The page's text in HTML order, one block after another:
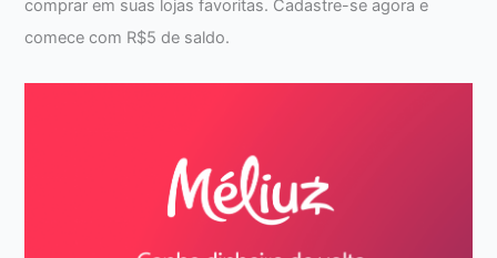
comprar em suas lojas favoritas. Cadastre-se agora e
comece com R$5 de saldo.